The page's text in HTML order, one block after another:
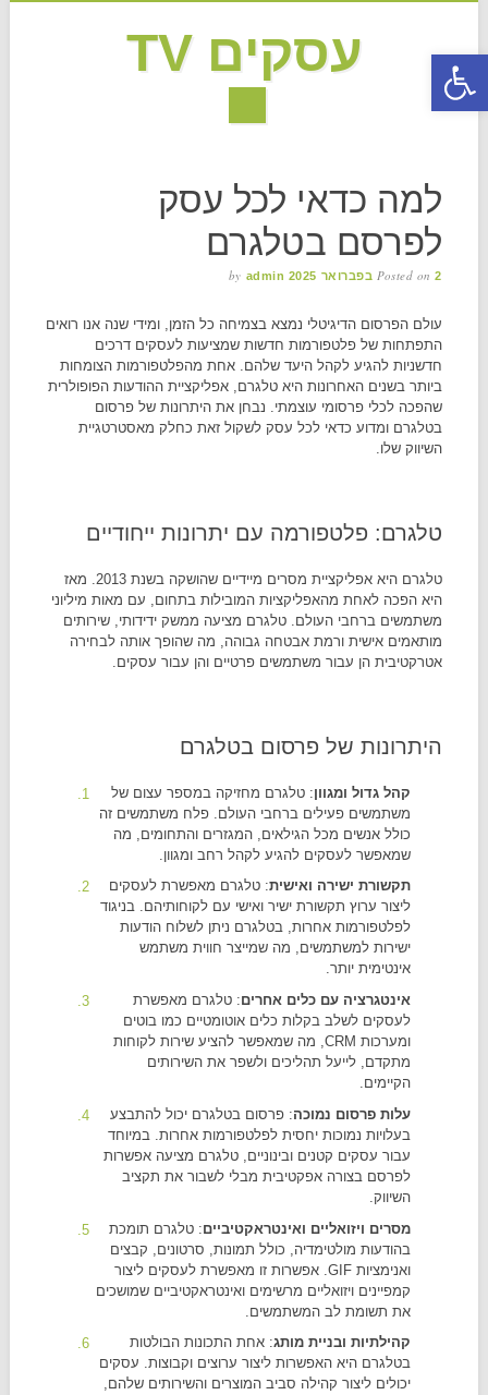
עסקים TV
למה כדאי לכל עסק
לפרסם בטלגרם
Posted on2 בפברואר 2025 by admin
עולם הפרסום הדיגיטלי נמצא בצמיחה כל הזמן, ומידי שנה אנו רואים
התפתחות של פלטפורמות חדשות שמציעות לעסקים דרכים
חדשניות להגיע לקהל היעד שלהם. אחת מהפלטפורמות הצומחות
ביותר בשנים האחרונות היא טלגרם, אפליקציית ההודעות הפופולרית
שהפכה לכלי פרסומי עוצמתי. נבחן את היתרונות של פרסום
בטלגרם ומדוע כדאי לכל עסק לשקול זאת כחלק מאסטרטגיית
השיווק שלו.
טלגרם: פלטפורמה עם יתרונות ייחודיים
טלגרם היא אפליקציית מסרים מיידיים שהושקה בשנת 2013. מאז
היא הפכה לאחת מהאפליקציות המובילות בתחום, עם מאות מיליוני
משתמשים ברחבי העולם. טלגרם מציעה ממשק ידידותי, שירותים
מותאמים אישית ורמת אבטחה גבוהה, מה שהופך אותה לבחירה
אטרקטיבית הן עבור משתמשים פרטיים והן עבור עסקים.
היתרונות של פרסום בטלגרם
קהל גדול ומגוון: טלגרם מחזיקה במספר עצום של
משתמשים פעילים ברחבי העולם. פלח משתמשים זה
כולל אנשים מכל הגילאים, המגזרים והתחומים, מה
שמאפשר לעסקים להגיע לקהל רחב ומגוון.
תקשורת ישירה ואישית: טלגרם מאפשרת לעסקים
ליצור ערוץ תקשורת ישיר ואישי עם לקוחותיהם. בניגוד
לפלטפורמות אחרות, בטלגרם ניתן לשלוח הודעות
ישירות למשתמשים, מה שמייצר חווית משתמש
אינטימית יותר.
אינטגרציה עם כלים אחרים: טלגרם מאפשרת
לעסקים לשלב בקלות כלים אוטומטיים כמו בוטים
ומערכות CRM, מה שמאפשר להציע שירות לקוחות
מתקדם, לייעל תהליכים ולשפר את השירותים
הקיימים.
עלות פרסום נמוכה: פרסום בטלגרם יכול להתבצע
בעלויות נמוכות יחסית לפלטפורמות אחרות. במיוחד
עבור עסקים קטנים ובינוניים, טלגרם מציעה אפשרות
לפרסם בצורה אפקטיבית מבלי לשבור את תקציב
השיווק.
מסרים ויזואליים ואינטראקטיביים: טלגרם תומכת
בהודעות מולטימדיה, כולל תמונות, סרטונים, קבצים
ואנימציות GIF. אפשרות זו מאפשרת לעסקים ליצור
קמפיינים ויזואליים מרשימים ואינטראקטיביים שמושכים
את תשומת לב המשתמשים.
קהילתיות ובניית מותג: אחת התכונות הבולטות
בטלגרם היא האפשרות ליצור ערוצים וקבוצות. עסקים
יכולים ליצור קהילה סביב המוצרים והשירותים שלהם,
פתח סרגל נגישות